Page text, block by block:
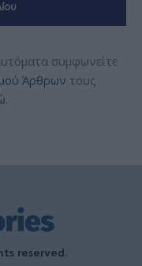
συμφωνείτε
Άρθρων τους
.
reserved.